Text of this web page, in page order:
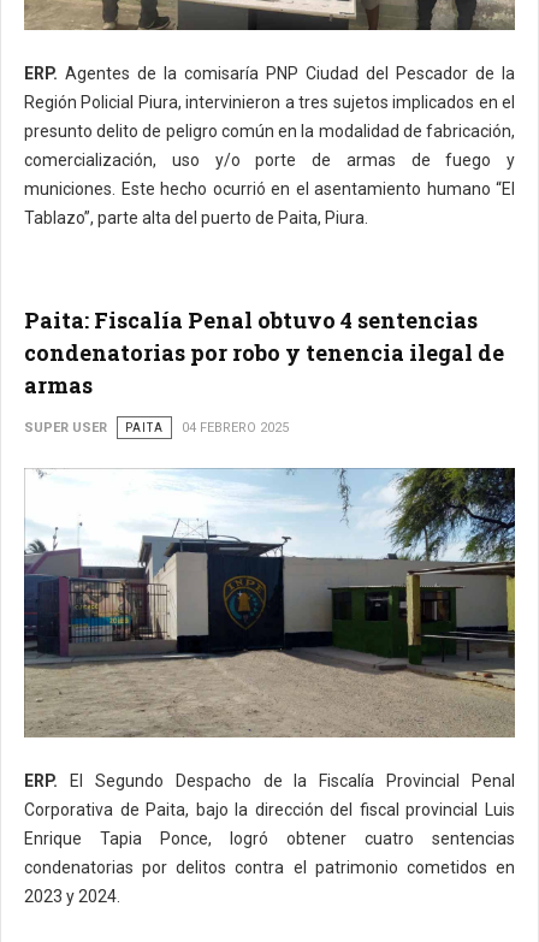
ERP. Agentes de la comisaría PNP Ciudad del Pescador de la
Región Policial Piura, intervinieron a tres sujetos implicados en el
presunto delito de peligro común en la modalidad de fabricación,
comercialización, uso y/o porte de armas de fuego y
municiones. Este hecho ocurrió en el asentamiento humano “El
Tablazo”, parte alta del puerto de Paita, Piura.
Paita: Fiscalía Penal obtuvo 4 sentencias
condenatorias por robo y tenencia ilegal de
armas
SUPER USER PAITA 04 FEBRERO 2025
ERP. El Segundo Despacho de la Fiscalía Provincial Penal
Corporativa de Paita, bajo la dirección del fiscal provincial Luis
Enrique Tapia Ponce, logró obtener cuatro sentencias
condenatorias por delitos contra el patrimonio cometidos en
2023 y 2024.